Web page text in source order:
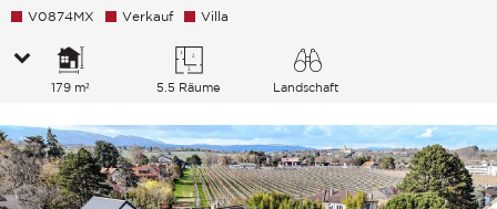
V0874MX Verkauf Villa
179 m² 5.5 Räume Landschaft